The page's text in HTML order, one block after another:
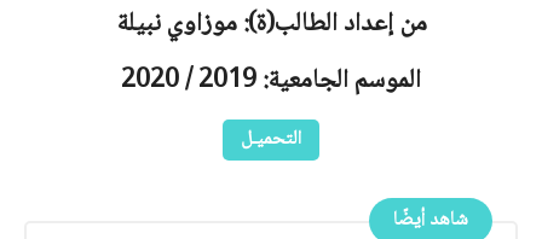
من إعداد الطالب(ة): موزاوي نبيلة
الموسم الجامعية: 2019 / 2020
التحميـل
شاهد أيضًا